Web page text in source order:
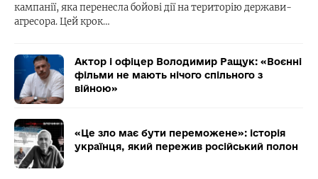
кампанії, яка перенесла бойові дії на територію держави-
агресора. Цей крок…
Актор і офіцер Володимир Ращук: «Воєнні
фільми не мають нічого спільного з
війною»
«Це зло має бути переможене»: історія
українця, який пережив російський полон